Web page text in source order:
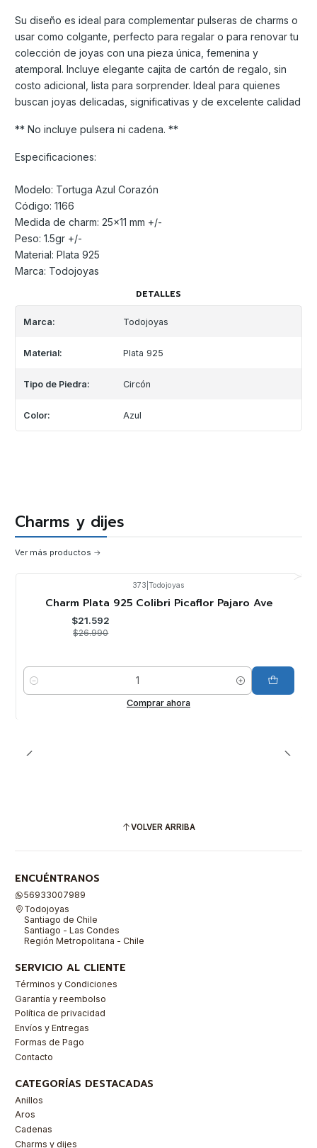
Su diseño es ideal para complementar pulseras de charms o
usar como colgante, perfecto para regalar o para renovar tu
colección de joyas con una pieza única, femenina y
atemporal. Incluye elegante cajita de cartón de regalo, sin
costo adicional, lista para sorprender. Ideal para quienes
buscan joyas delicadas, significativas y de excelente calidad
** No incluye pulsera ni cadena. **
Especificaciones:
Modelo: Tortuga Azul Corazón
Código: 1166
Medida de charm: 25x11 mm +/-
Peso: 1.5gr +/-
Material: Plata 925
Marca: Todojoyas
DETALLES
Marca: Todojoyas
Material: Plata 925
Tipo de Piedra: Circón
Color: Azul
Charms y dijes
Ver más productos
373 Todojoyas
Charm Plata 925 Colibri Picaflor Pajaro Ave
$21.592
$26.990
Cantidad
Comprar ahora
VOLVER ARRIBA
ENCUÉNTRANOS
56933007989
Todojoyas
Santiago de Chile
Santiago - Las Condes
Región Metropolitana - Chile
SERVICIO AL CLIENTE
Términos y Condiciones
Garantía y reembolso
Política de privacidad
Envíos y Entregas
Formas de Pago
Contacto
CATEGORÍAS DESTACADAS
Anillos
Aros
Cadenas
Charms y dijes